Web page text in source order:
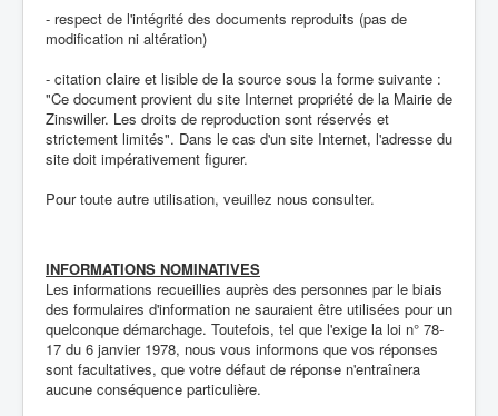
- respect de l'intégrité des documents reproduits (pas de
modification ni altération)
- citation claire et lisible de la source sous la forme suivante :
"Ce document provient du site Internet propriété de la Mairie de
Zinswiller. Les droits de reproduction sont réservés et
strictement limités". Dans le cas d'un site Internet, l'adresse du
site doit impérativement figurer.
Pour toute autre utilisation, veuillez nous consulter.
INFORMATIONS NOMINATIVES
Les informations recueillies auprès des personnes par le biais
des formulaires d'information ne sauraient être utilisées pour un
quelconque démarchage. Toutefois, tel que l'exige la loi n° 78-
17 du 6 janvier 1978, nous vous informons que vos réponses
sont facultatives, que votre défaut de réponse n'entraînera
aucune conséquence particulière.